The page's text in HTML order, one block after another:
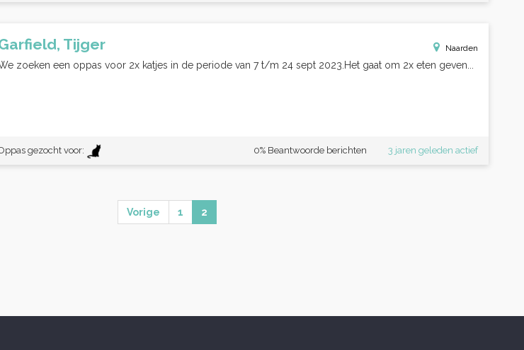
Tijger Naarden
zoeken een oppas voor 2x katjes in de periode van 7 t/m 24 sept 2023.Het gaat om 2x eten geven...
gezocht voor: 3 jaren geleden actief
0% Beantwoorde berichten
Vorige 1 2